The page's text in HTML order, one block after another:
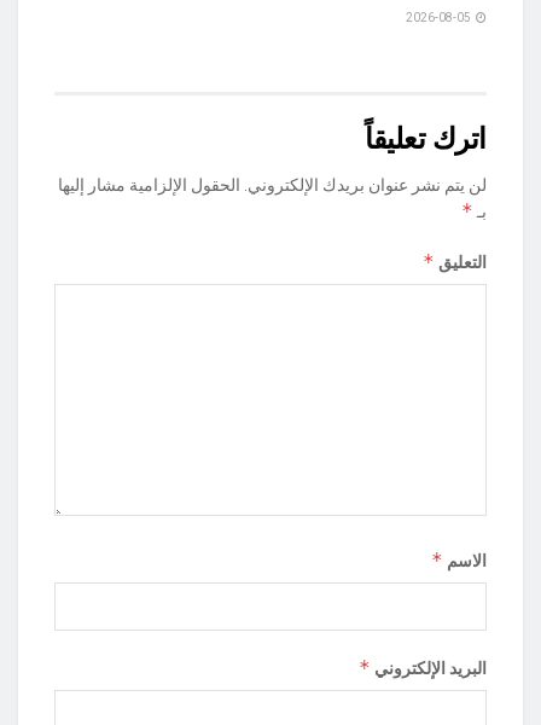
اترك تعليقاً
لن يتم نشر عنوان بريدك الإلكتروني. الحقول الإلزامية مشار إليها
بـ *
التعليق *
الاسم *
البريد الإلكتروني *